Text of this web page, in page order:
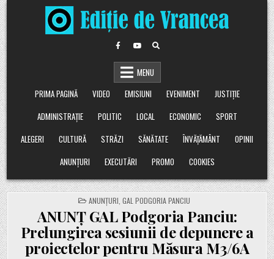
Skip
to
content
MENU
PRIMA PAGINĂ
VIDEO EMISIUNI EVENIMENT
JUSTIȚIE
ADMINISTRAȚIE
POLITIC LOCAL ECONOMIC
SPORT
ALEGERI
CULTURĂ STRĂZI SĂNĂTATE ÎNVĂȚĂMÂNT
OPINII
ANUNȚURI
EXECUTĂRI PROMO COOKIES
POSTED
IN
ANUNȚURI GAL PODGORIA PANCIU
ANUNȚ GAL Podgoria Panciu:
Prelungirea sesiunii de depunere a
proiectelor pentru Măsura M3/6A